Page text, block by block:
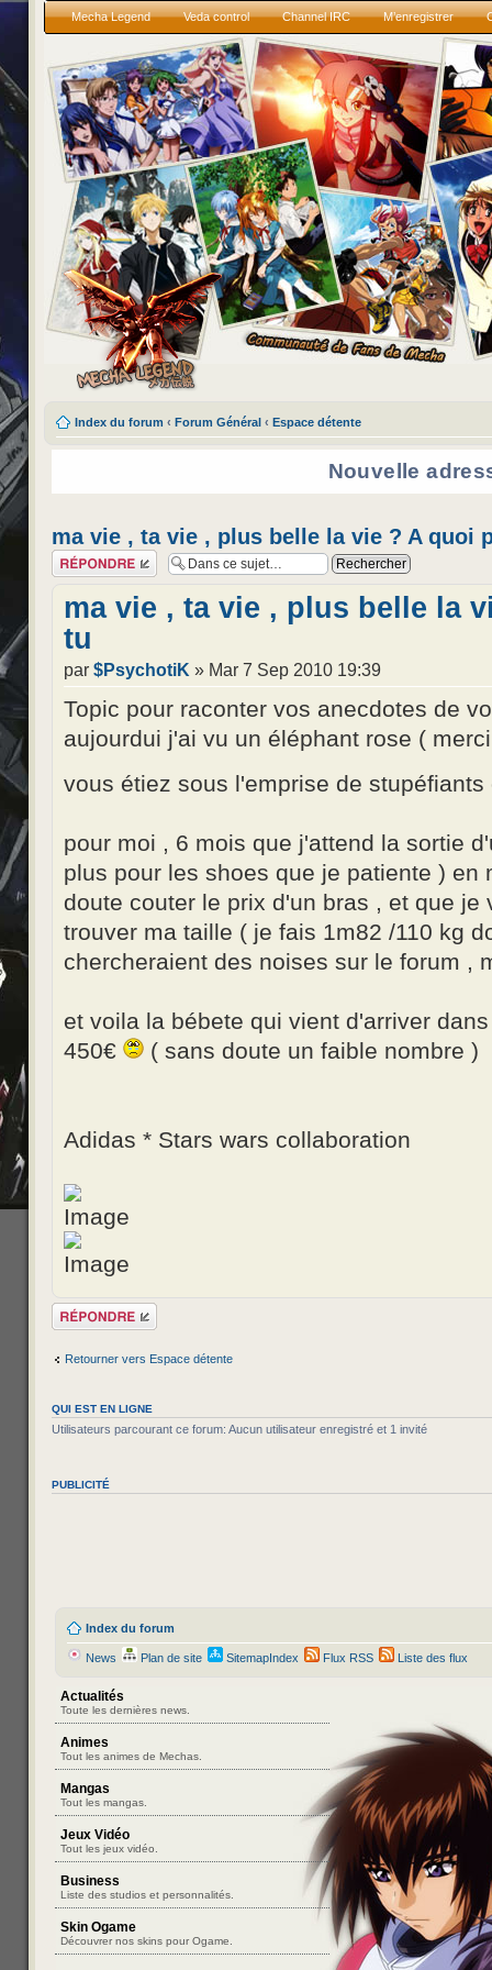
Mecha Legend Veda control Channel IRC M’enregistrer
Index du forum ‹ Forum Général ‹ Espace détente
Nouvelle
ma vie , ta vie , plus belle la vie ? A quoi
Répondre
ma vie , ta vie , plus belle la
tu
par $PsychotiK » Mar 7 Sep 2010 19:39
Topic pour raconter vos anecdotes de
aujourdui j'ai vu un éléphant rose (
vous étiez sous l'emprise de
pour moi , 6 mois que j'attend la sortie
plus pour les shoes que je patiente ) en
doute couter le prix d'un bras , et que je
trouver ma taille ( je fais 1m82 /110 kg
chercheraient des noises sur le forum ,
et voila la bébete qui vient d'arriver
450€
( sans doute un faible nombre )
Adidas * Stars wars collaboration
Répondre
Retourner vers Espace détente
QUI EST EN LIGNE
Utilisateurs parcourant ce forum: Aucun utilisateur enregistré et 1 invité
PUBLICITÉ
Index du forum
News Plan de site SitemapIndex Flux RSS Liste des flux
Actualités
Toute les dernières news.
Animes
Tout les animes de Mechas.
Mangas
Tout les mangas.
Jeux Vidéo
Tout les jeux vidéo.
Business
Liste des studios et personnalités.
Skin Ogame
Découvrer nos skins pour Ogame.